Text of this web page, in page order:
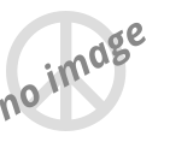
no image